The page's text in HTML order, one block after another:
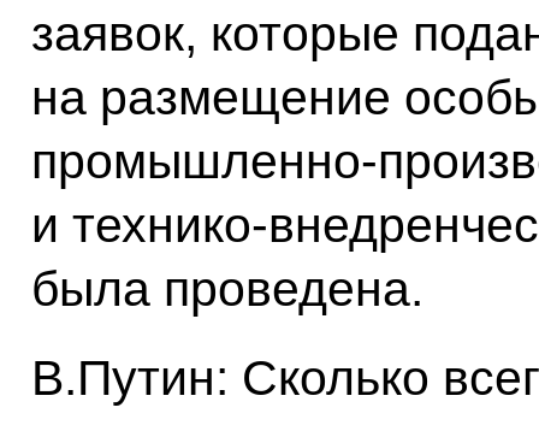
заявок, которые
на размещение
промышленно-
и технико-
была проведена.
В.Путин: Сколько